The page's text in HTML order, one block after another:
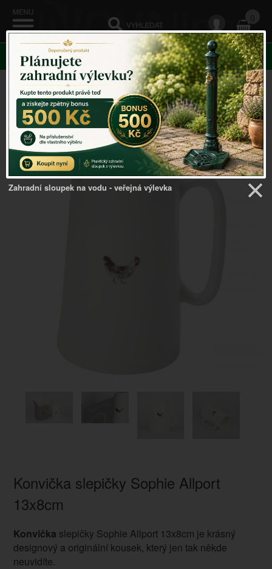
0
KATEGORIE
Venkovský domov ->Doplňky do kuchyně-> Konvička
slepičky Sophie Allport 13x8cm
Konvička slepičky Sophie Allport
13x8cm
Konvička slepičky Sophie Allport 13x8cm je krásný
designový a originální kousek, který jen tak někde
neuvidíte.
Zahradní sloupek na vodu - veřejná výlevka